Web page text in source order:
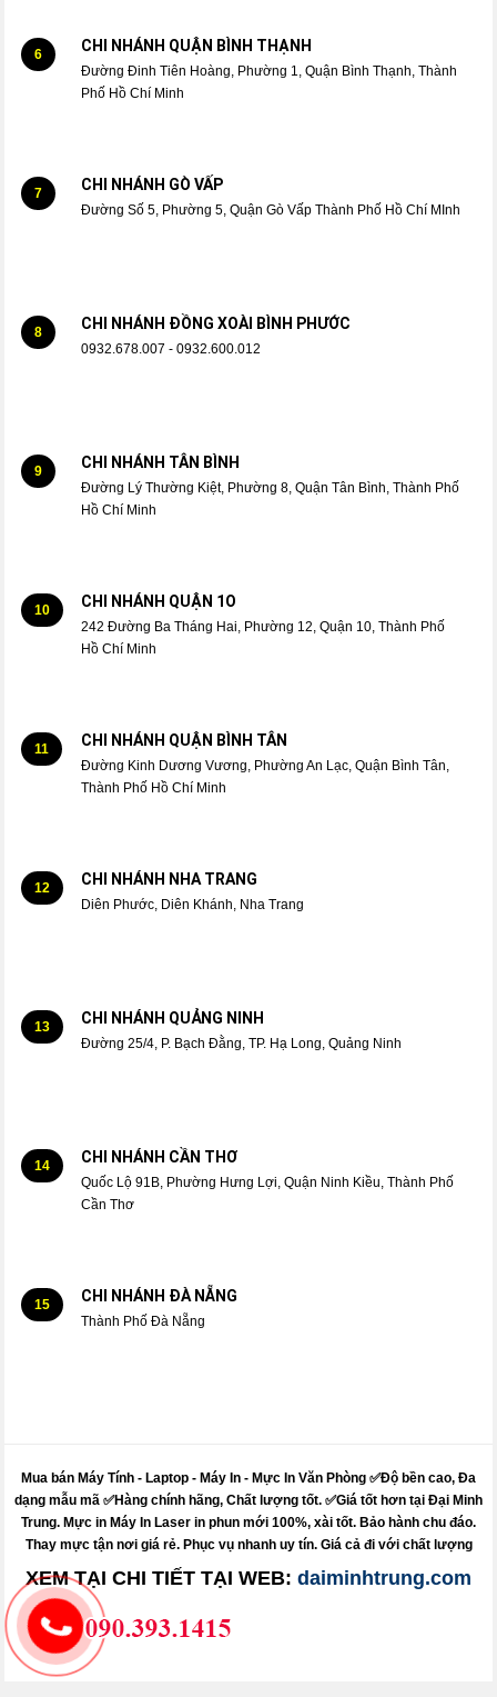
6 CHI NHÁNH QUẬN BÌNH THẠNH
Đường Đinh Tiên Hoàng, Phường 1, Quận Bình Thạnh, Thành
Phố Hồ Chí Minh
7 CHI NHÁNH GÒ VẤP
Đường Số 5, Phường 5, Quận Gò Vấp Thành Phố Hồ Chí MInh
8 CHI NHÁNH ĐỒNG XOÀI BÌNH PHƯỚC
0932.678.007 - 0932.600.012
9 CHI NHÁNH TÂN BÌNH
Đường Lý Thường Kiệt, Phường 8, Quận Tân Bình, Thành Phố
Hồ Chí Minh
10 CHI NHÁNH QUẬN 1O
242 Đường Ba Tháng Hai, Phường 12, Quận 10, Thành Phố
Hồ Chí Minh
11 CHI NHÁNH QUẬN BÌNH TÂN
Đường Kinh Dương Vương, Phường An Lạc, Quận Bình Tân,
Thành Phố Hồ Chí Minh
12 CHI NHÁNH NHA TRANG
Diên Phước, Diên Khánh, Nha Trang
13 CHI NHÁNH QUẢNG NINH
Đường 25/4, P. Bạch Đằng, TP. Hạ Long, Quảng Ninh
14 CHI NHÁNH CẦN THƠ
Quốc Lộ 91B, Phường Hưng Lợi, Quận Ninh Kiều, Thành Phố
Cần Thơ
15 CHI NHÁNH ĐÀ NẴNG
Thành Phố Đà Nẵng
Mua bán Máy Tính - Laptop - Máy In - Mực In Văn Phòng ✅Độ bền cao, Đa
dạng mẫu mã ✅Hàng chính hãng, Chất lượng tốt. ✅Giá tốt hơn tại Đại Minh
Trung. Mực in Máy In Laser in phun mới 100%, xài tốt. Bảo hành chu đáo.
Thay mựctận nơi giá rẻ. Phục vụ nhanh uy tín. Giá cả đi với chất lượng
XEM TẠI CHI TIẾT TẠI WEB: daiminhtrung.com
Sửa máy tính pci - sửa máy in pci - nạp mực in pci